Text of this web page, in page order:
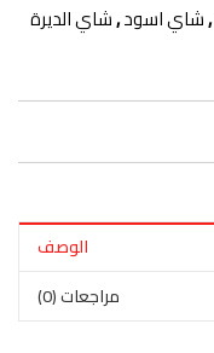
,شاي اسود,شاي الديرة
الوصف
مراجعات (0)